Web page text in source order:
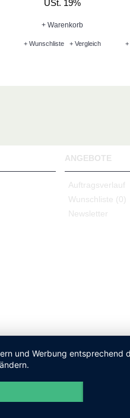
USt. 19%
+ Warenkorb
+ Wunschliste + Vergleich +
ANGEBOTE
Auftragsverlauf
Wunschliste (0)
Newsletter
und Werbung